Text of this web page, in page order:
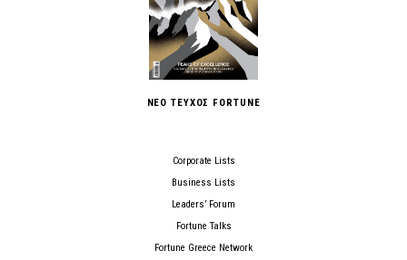
ΝΕΟ ΤΕΥΧΟΣ FORTUNE
Corporate Lists
Business Lists
Leaders’ Forum
Fortune Talks
Fortune Greece Network